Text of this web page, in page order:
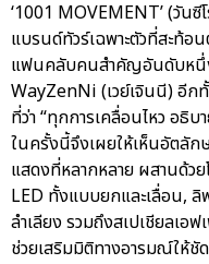
‘1001 MOVEMENT’ (วัน
แบรนด์ทัวร์เฉพาะตัวที่สะท้
แฟนคลับคนสำคัญอันดับหนึ่ง
WayZenNi (เวย์เจินนี) อีก
ที่ว่า “ทุกการเคลื่อนไหว อธิ
ในครั้งนี้จึงเผยให้เห็นอัตลั
แสดงที่หลากหลาย ผสานด้ว
LED ทั้งแบบยกและเลื่อน,
ลำเลียง รวมถึงสเปเชียลเอ
ช่วยเสริมมิติทางอารมณ์ให้ชั